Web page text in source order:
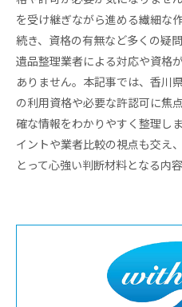
を受け継ぎながら進める繊細な
続き、資格の有無など多くの疑
遺品整理業者による対応や資格
ありません。本記事では、香川
の利用資格や必要な許認可に焦
確な情報をわかりやすく整理し
イントや業者比較の視点も交え
とって心強い判断材料となる内